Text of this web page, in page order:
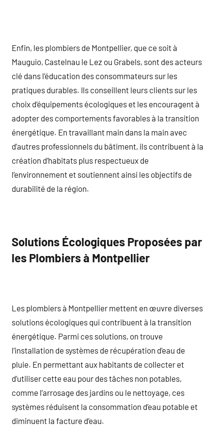
Enfin, les plombiers de Montpellier, que ce soit à
Mauguio, Castelnau le Lez ou Grabels, sont des acteurs
clé dans l’éducation des consommateurs sur les
pratiques durables. Ils conseillent leurs clients sur les
choix d’équipements écologiques et les encouragent à
adopter des comportements favorables à la transition
énergétique. En travaillant main dans la main avec
d’autres professionnels du bâtiment, ils contribuent à la
création d’habitats plus respectueux de
l’environnement et soutiennent ainsi les objectifs de
durabilité de la région.
Solutions Écologiques Proposées par
les Plombiers à Montpellier
Les plombiers à Montpellier mettent en œuvre diverses
solutions écologiques qui contribuent à la transition
énergétique. Parmi ces solutions, on trouve
l’installation de systèmes de récupération d’eau de
pluie. En permettant aux habitants de collecter et
d’utiliser cette eau pour des tâches non potables,
comme l’arrosage des jardins ou le nettoyage, ces
systèmes réduisent la consommation d’eau potable et
diminuent la facture d’eau.